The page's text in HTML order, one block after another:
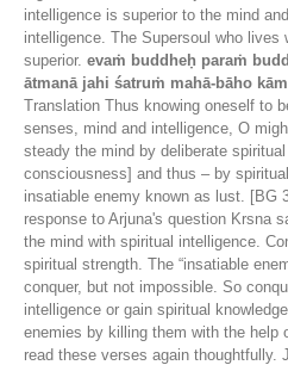
intelligence is superior to the mind
intelligence. The Supersoul who
superior. evaṁ buddheḥ paraṁ
ātmanā jahi śatruṁ mahā-bāho
Translation Thus knowing oneself to
senses, mind and intelligence, O
steady the mind by deliberate
consciousness] and thus – by
insatiable enemy known as lust. [BG
response to Arjuna's question Krsna
the mind with spiritual intelligence.
spiritual strength. The “insatiable
conquer, but not impossible. So
intelligence or gain spiritual
enemies by killing them with the help
read these verses again thoughtfully.